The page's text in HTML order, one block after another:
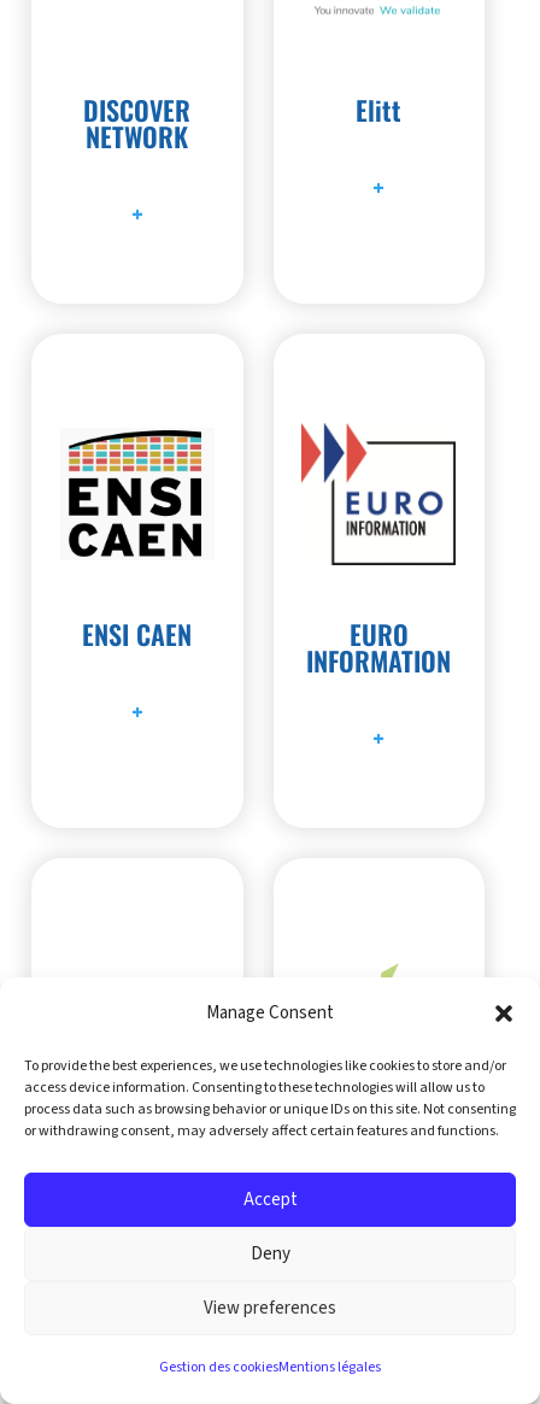
Manage Consent
To provide the best experiences, we use technologies like cookies to store and/or
access device information. Consenting to these technologies will allow us to
process data such as browsing behavior or unique IDs on this site. Not consenting
or withdrawing consent, may adversely affect certain features and functions.
Accept
Deny
View preferences
Gestion des cookiesMentions légales
DISCOVER
NETWORK
+
Elitt
+
ENSI CAEN
+
EURO
INFORMATION
+
+ +